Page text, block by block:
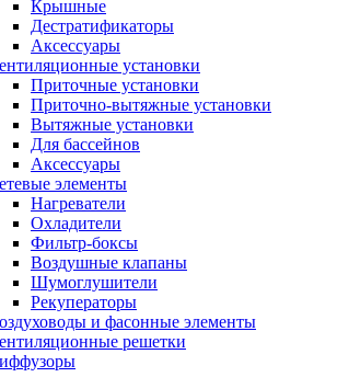
Крышные
Дестратификаторы
Аксессуары
установки
Приточные установки
Приточно-вытяжные установки
Вытяжные установки
Для бассейнов
Аксессуары
элементы
Нагреватели
Охладители
Фильтр-боксы
Воздушные клапаны
Шумоглушители
Рекуператоры
и фасонные элементы
решетки